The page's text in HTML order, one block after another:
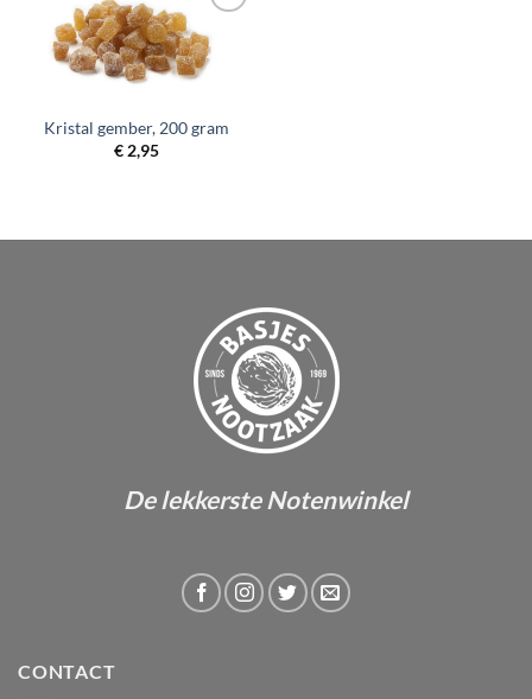
Toevoegen
aan
verlanglijst
Kristal gember, 200 gram
€2,95
De lekkerste Notenwinkel
CONTACT